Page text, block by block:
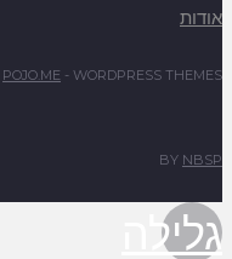
אודות
POJO.ME - WORDPRESS THEMES
BY NBSP
גלילה